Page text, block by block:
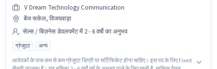
V Dream Technology Communication
बेंज सर्कल, विजयवाड़ा
सेल्स / बिज़नेस डेवलपमेंट में 2 - 6 वर्षो का अनुभव
ग्रेजुएट अन्य
आवेदकों के पास कम से कम ग्रेजुएट डिग्री या सर्टिफिकेट होना चाहिए। इस पद के लिए Fixed